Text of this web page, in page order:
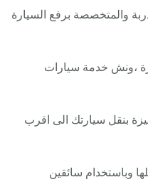
والمتخصصة برفع السيارة
،ونش خدمة سيارات
بنقل سيارتك الى اقرب
وباستخدام سائقين